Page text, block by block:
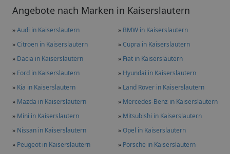
Angebote nach Marken in Kaiserslautern
»Audi in Kaiserslautern » BMW in Kaiserslautern
»Citroen in Kaiserslautern »Cupra in Kaiserslautern
» Dacia in Kaiserslautern » Fiat in Kaiserslautern
» Ford in Kaiserslautern » Hyundai in Kaiserslautern
» Kia in Kaiserslautern » Land Rover in Kaiserslautern
» Mazda in Kaiserslautern » Mercedes-Benz in Kaiserslautern
» Mini in Kaiserslautern » Mitsubishi in Kaiserslautern
» Nissan in Kaiserslautern »Opel in Kaiserslautern
» Peugeot in Kaiserslautern » Porsche in Kaiserslautern